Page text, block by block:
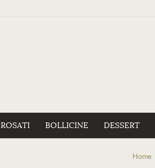
ROSATI BOLLICINE DESSERT
Home